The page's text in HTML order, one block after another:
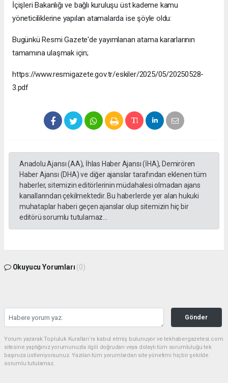
İçişleri Bakanlığı ve bağlı kuruluşu üst kademe kamu
yöneticiliklerine yapılan atamalarda ise şöyle oldu:
Bugünkü Resmi Gazete'de yayımlanan atama kararlarının
tamamına ulaşmak için;
https://www.resmigazete.gov.tr/eskiler/2025/05/20250528-
3.pdf
Anadolu Ajansı (AA), İhlas Haber Ajansı (İHA), Demirören
Haber Ajansı (DHA) ve diğer ajanslar tarafından eklenen tüm
haberler, sitemizin editörlerinin müdahalesi olmadan ajans
kanallarından çekilmektedir. Bu haberlerde yer alan hukuki
muhataplar haberi geçen ajanslar olup sitemizin hiç bir
editörü sorumlu tutulamaz...
Okuyucu Yorumları (0)
Gönder
Yorum yazarak Topluluk Kuralları’nı kabul etmiş bulunuyor ve tekhabergazetesi.com
sitesine yaptığınız yorumunuzla ilgili doğrudan veya dolaylı tüm sorumluluğu tek
başınıza üstleniyorsunuz. Yazılan tüm yorumlardan site yönetimi hiçbir şekilde
sorumlu tutulamaz.